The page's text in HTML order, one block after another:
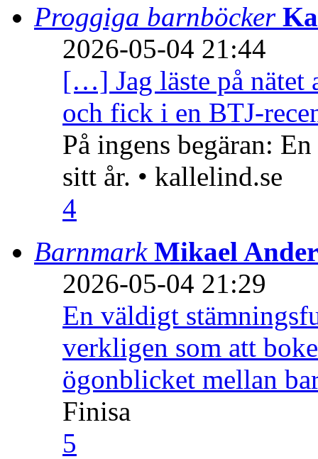
Proggiga barnböcker
2026-05-04 21:44
[…] Jag läste på nätet
och fick i en BTJ-
På ingens begäran:
sitt år. • kallelind.se
4
Barnmark Mikael
2026-05-04 21:29
En väldigt
verkligen som att
ögonblicket mellan
Finisa
5